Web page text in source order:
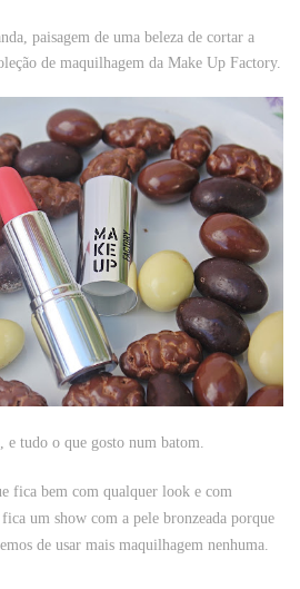
paisagem de uma beleza de cortar a
de maquilhagem da Make Up Factory.
e tudo o que gosto num batom.
fica bem com qualquer look e com
um show com a pele bronzeada porque
de usar mais maquilhagem nenhuma.